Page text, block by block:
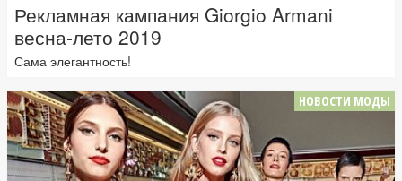
Рекламная кампания Giorgio Armani
весна-лето 2019
Сама элегантность!
НОВОСТИ МОДЫ